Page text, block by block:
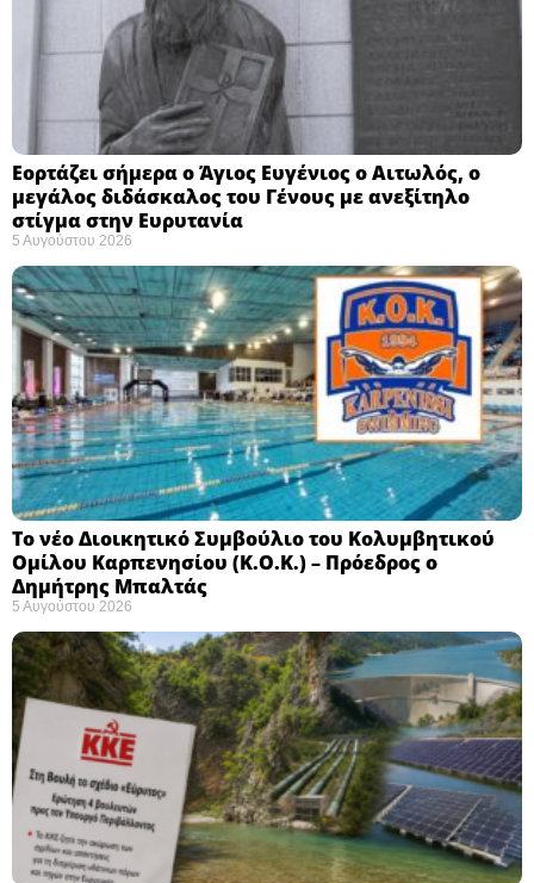
Εορτάζει σήμερα ο Άγιος Ευγένιος ο Αιτωλός, ο
μεγάλος διδάσκαλος του Γένους με ανεξίτηλο
στίγμα στην Ευρυτανία
5 Αυγούστου 2026
Το νέο Διοικητικό Συμβούλιο του Κολυμβητικού
Ομίλου Καρπενησίου (Κ.Ο.Κ.) – Πρόεδρος ο
Δημήτρης Μπαλτάς
5 Αυγούστου 2026